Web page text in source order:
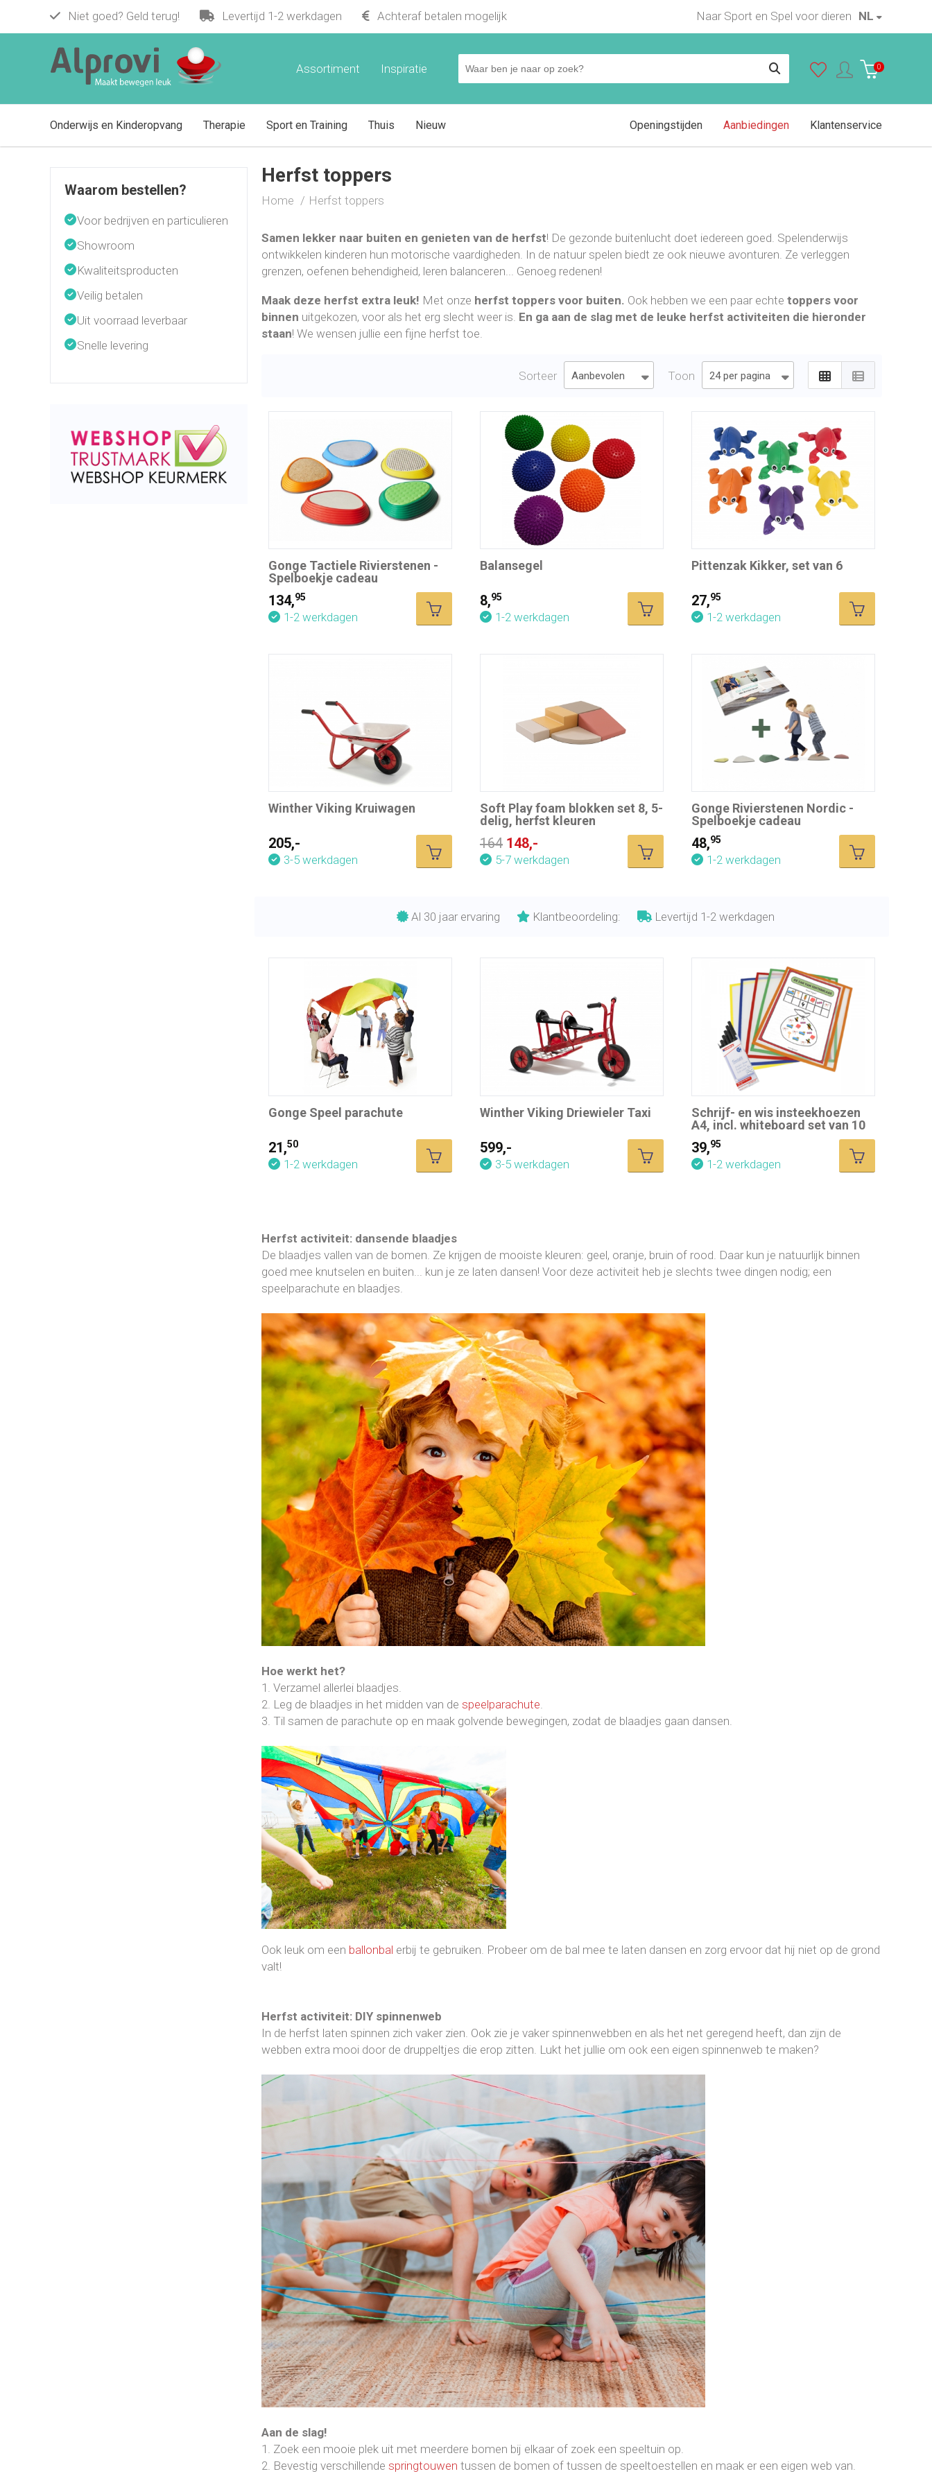
Niet goed? Geld terug! Levertijd 1-2 werkdagen Achteraf betalen mogelijk NL
Naar Sport en Spel voor dieren
0
Inspiratie
Assortiment
Onderwijs en Kinderopvang Therapie Sport en Training Thuis Nieuw Klantenservice
Aanbiedingen
Openingstijden
Herfst toppers
Home Herfst toppers
Samen lekker naar buiten en genieten van de herfst! De gezonde buitenlucht doet iedereen goed. Spelenderwijs
ontwikkelen kinderen hun motorische vaardigheden. In de natuur spelen biedt ze ook nieuwe avonturen. Ze verleggen
grenzen, oefenen behendigheid, leren balanceren... Genoeg redenen!
Maak deze herfst extra leuk! Met onze herfst toppers voor buiten. Ook hebben we een paar echte toppers voor
binnen uitgekozen, voor als het erg slecht weer is. En ga aan de slag met de leuke herfst activiteiten die hieronder
staan! We wensen jullie een fijne herfst toe.
Toon
Sorteer
Gonge Tactiele Rivierstenen -
Spelboekje cadeau
134,95
1-2 werkdagen
Balansegel
8,95
1-2 werkdagen
Pittenzak Kikker, set van 6
27,95
1-2 werkdagen
Winther Viking Kruiwagen
205,-
3-5 werkdagen
Soft Play foam blokken set 8, 5-
delig, herfst kleuren
164 148,-
5-7 werkdagen
Gonge Rivierstenen Nordic -
Spelboekje cadeau
48,95
1-2 werkdagen
Al 30 jaar ervaring Klantbeoordeling: Levertijd 1-2 werkdagen
Gonge Speel parachute
21,50
1-2 werkdagen
Winther Viking Driewieler Taxi
599,-
3-5 werkdagen
Schrijf- en wis insteekhoezen
A4, incl. whiteboard set van 10
stuks en Sint werkbladen
39,95
1-2 werkdagen
Herfst activiteit: dansende blaadjes
De blaadjes vallen van de bomen. Ze krijgen de mooiste kleuren: geel, oranje, bruin of rood. Daar kun je natuurlijk binnen
goed mee knutselen en buiten... kun je ze laten dansen! Voor deze activiteit heb je slechts twee dingen nodig; een
speelparachute en blaadjes.
Hoe werkt het?
1. Verzamel allerlei blaadjes.
2. Leg de blaadjes in het midden van de speelparachute
3. Til samen de parachute op en maak golvende bewegingen, zodat de blaadjes gaan dansen.
Ook leuk om een ballonbal erbij te gebruiken. Probeer om de bal mee te laten dansen en zorg ervoor dat hij niet op de grond
valt!
Herfst activiteit: DIY spinnenweb
In de herfst laten spinnen zich vaker zien. Ook zie je vaker spinnenwebben en als het net geregend heeft, dan zijn de
webben extra mooi door de druppeltjes die erop zitten. Lukt het jullie om ook een eigen spinnenweb te maken?
Aan de slag!
1. Zoek een mooie plek uit met meerdere bomen bij elkaar of zoek een speeltuin op.
2. Bevestig verschillende springtouwen tussen de bomen of tussen de speeltoestellen en maak er een eigen web van.
Waarom bestellen?
Voor bedrijven en particulieren
Showroom
Kwaliteitsproducten
Veilig betalen
Uit voorraad leverbaar
Snelle levering